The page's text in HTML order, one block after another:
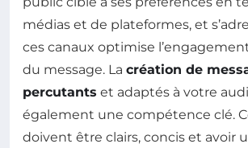
médias et de plateformes, et
ces canaux optimise
du message. La création de
percutants et adaptés à votre
également une compétence clé.
doivent être clairs, concis et avoir